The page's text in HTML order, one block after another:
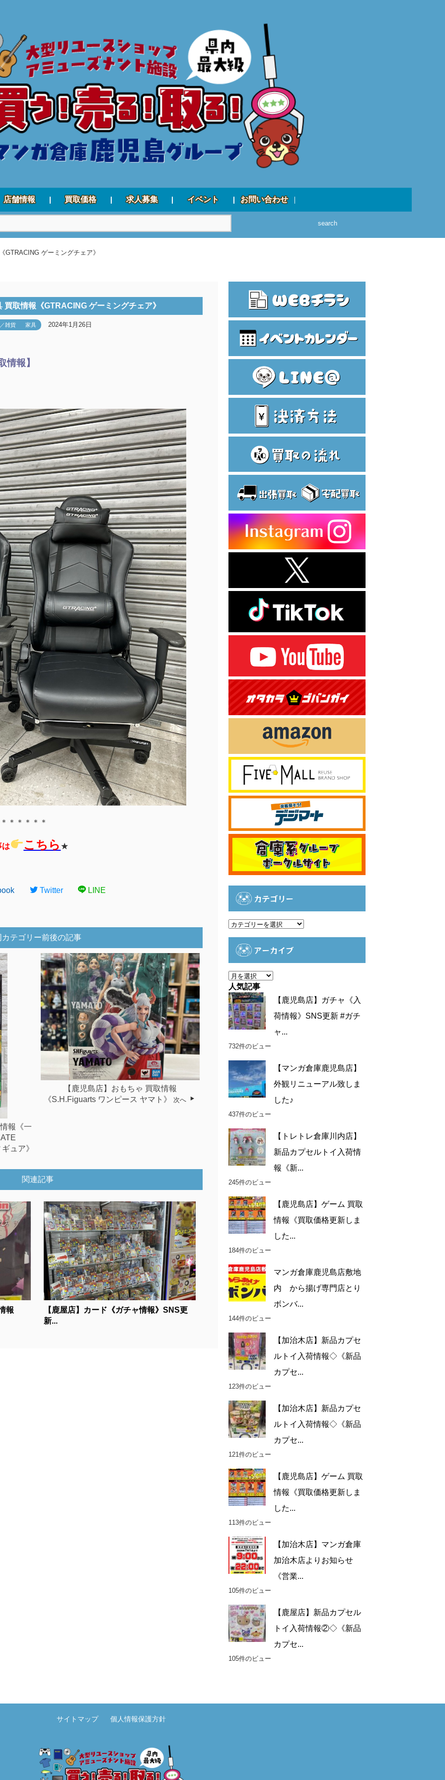
店舗情報 買取価格 求人募集 イベント お問い合わせ
search
GTRACING ゲーミングチェア》
取情報《GTRACING ゲーミングチェア》
雑貨 家具 2024年1月26日
情報】
＊＊＊＊＊
は こちら ★
Twitter LINE
カテゴリー前後の記事
報《一
ュア》
【鹿児島店】おもちゃ 買取情報
《S.H.Figuarts ワンピース ヤマト》
次へ
関連記事
報
【鹿屋店】カード《ガチャ情報》SNS更
新...
カテゴリー
カ
アーカイブ
ア
ー
カ
イ
ブ
人気記事
【鹿児島店】ガチャ《入
荷情報》SNS更新 #ガチ
ャ...
732件のビュー
【マンガ倉庫鹿児島店】
外観リニューアル致しま
した♪
437件のビュー
【トレトレ倉庫川内店】
新品カプセルトイ入荷情
報《新...
245件のビュー
【鹿児島店】ゲーム 買取
情報《買取価格更新しま
した...
184件のビュー
マンガ倉庫鹿児島店敷地
内 から揚げ専門店とり
ボンバ...
144件のビュー
【加治木店】新品カプセ
ルトイ入荷情報◇《新品
カプセ...
123件のビュー
【加治木店】新品カプセ
ルトイ入荷情報◇《新品
カプセ...
121件のビュー
【鹿児島店】ゲーム 買取
情報《買取価格更新しま
した...
113件のビュー
【加治木店】マンガ倉庫
加治木店よりお知らせ
《営業...
105件のビュー
【鹿屋店】新品カプセル
トイ入荷情報②◇《新品
カプセ...
105件のビュー
サイトマップ 個人情報保護方針